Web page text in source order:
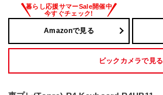
Amazonで見る
ビックカメラで見る